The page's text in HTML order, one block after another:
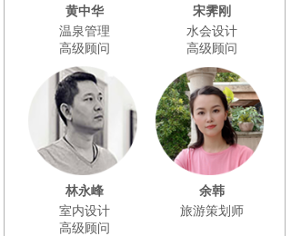
黄中华
温泉管理
高级顾问
宋霁刚
水会设计
高级顾问
林永峰
室内设计
高级顾问
余韩
旅游策划师